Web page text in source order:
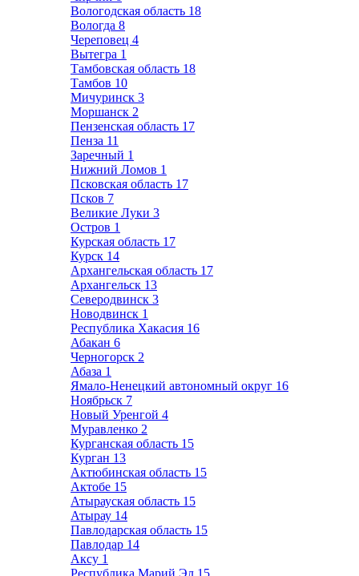
Вологодская область 18
Вологда 8
Череповец 4
Вытегра 1
Тамбовская область 18
Тамбов 10
Мичуринск 3
Моршанск 2
Пензенская область 17
Пенза 11
Заречный 1
Нижний Ломов 1
Псковская область 17
Псков 7
Великие Луки 3
Остров 1
Курская область 17
Курск 14
Архангельская область 17
Архангельск 13
Северодвинск 3
Новодвинск 1
Республика Хакасия 16
Абакан 6
Черногорск 2
Абаза 1
Ямало-Ненецкий автономный округ 16
Ноябрьск 7
Новый Уренгой 4
Муравленко 2
Курганская область 15
Курган 13
Актюбинская область 15
Актобе 15
Атырауская область 15
Атырау 14
Павлодарская область 15
Павлодар 14
Аксу 1
Республика Марий Эл 15